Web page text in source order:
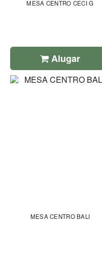
MESA CENTRO CECI G
Alugar
MESA CENTRO BALI